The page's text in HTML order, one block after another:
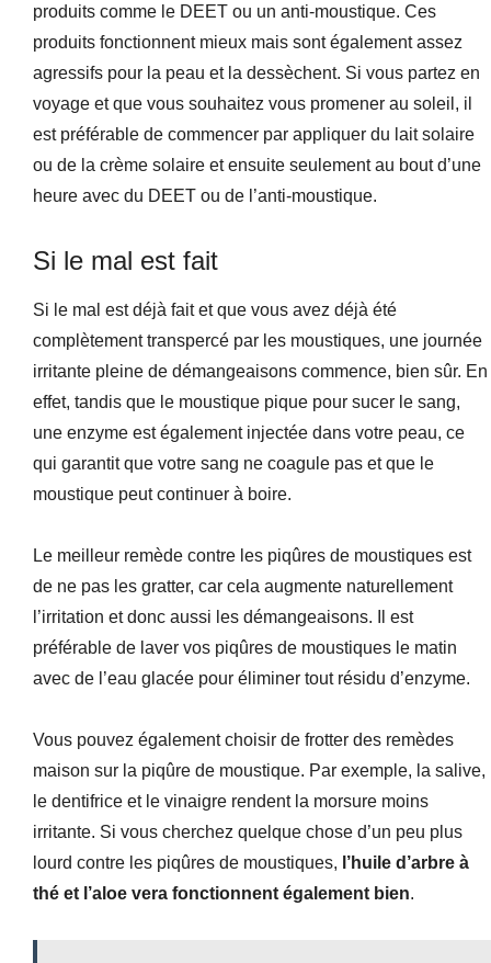
produits comme le DEET ou un anti-moustique. Ces
produits fonctionnent mieux mais sont également assez
agressifs pour la peau et la dessèchent. Si vous partez en
voyage et que vous souhaitez vous promener au soleil, il
est préférable de commencer par appliquer du lait solaire
ou de la crème solaire et ensuite seulement au bout d’une
heure avec du DEET ou de l’anti-moustique.
Si le mal est fait
Si le mal est déjà fait et que vous avez déjà été
complètement transpercé par les moustiques, une journée
irritante pleine de démangeaisons commence, bien sûr. En
effet, tandis que le moustique pique pour sucer le sang,
une enzyme est également injectée dans votre peau, ce
qui garantit que votre sang ne coagule pas et que le
moustique peut continuer à boire.
Le meilleur remède contre les piqûres de moustiques est
de ne pas les gratter, car cela augmente naturellement
l’irritation et donc aussi les démangeaisons. Il est
préférable de laver vos piqûres de moustiques le matin
avec de l’eau glacée pour éliminer tout résidu d’enzyme.
Vous pouvez également choisir de frotter des remèdes
maison sur la piqûre de moustique. Par exemple, la salive,
le dentifrice et le vinaigre rendent la morsure moins
irritante. Si vous cherchez quelque chose d’un peu plus
lourd contre les piqûres de moustiques, l’huile d’arbre à
thé et l’aloe vera fonctionnent également bien.